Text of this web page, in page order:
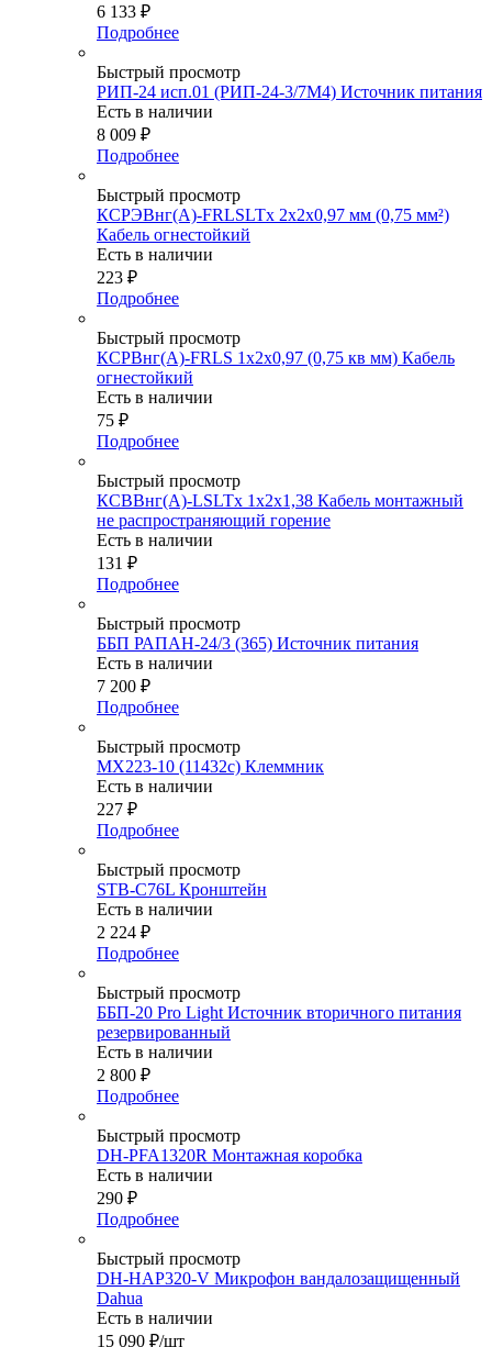
6 133 ₽
Подробнее
Быстрый просмотр
РИП-24 исп.01 (РИП-24-3/7М4) Источник питания
Есть в наличии
8 009 ₽
Подробнее
Быстрый просмотр
КСРЭВнг(А)-FRLSLTx 2х2х0,97 мм (0,75 мм²)
Кабель огнестойкий
Есть в наличии
223 ₽
Подробнее
Быстрый просмотр
КСРВнг(А)-FRLS 1х2х0,97 (0,75 кв мм) Кабель
огнестойкий
Есть в наличии
75 ₽
Подробнее
Быстрый просмотр
КСВВнг(А)-LSLTx 1х2х1,38 Кабель монтажный
не распространяющий горение
Есть в наличии
131 ₽
Подробнее
Быстрый просмотр
ББП РАПАН-24/3 (365) Источник питания
Есть в наличии
7 200 ₽
Подробнее
Быстрый просмотр
MX223-10 (11432c) Клеммник
Есть в наличии
227 ₽
Подробнее
Быстрый просмотр
STB-C76L Кронштейн
Есть в наличии
2 224 ₽
Подробнее
Быстрый просмотр
ББП-20 Pro Light Источник вторичного питания
резервированный
Есть в наличии
2 800 ₽
Подробнее
Быстрый просмотр
DH-PFA1320R Монтажная коробка
Есть в наличии
290 ₽
Подробнее
Быстрый просмотр
DH-HAP320-V Микрофон вандалозащищенный
Dahua
Есть в наличии
15 090 ₽/шт